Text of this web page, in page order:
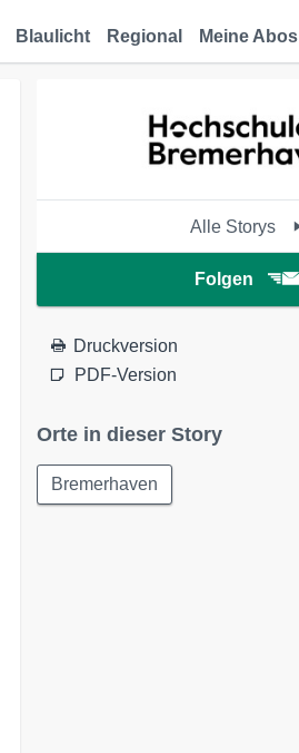
Blaulicht Regional Meine Abos
Alle Storys
Folgen
Druckversion
PDF-Version
Orte in dieser Story
Bremerhaven